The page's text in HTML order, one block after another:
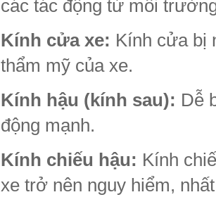
các tác động từ môi
Kính cửa xe: Kính cửa bị
thẩm mỹ của xe.
Kính hậu (kính sau): Dễ
động mạnh.
Kính chiếu hậu: Kính
xe trở nên nguy hiểm,